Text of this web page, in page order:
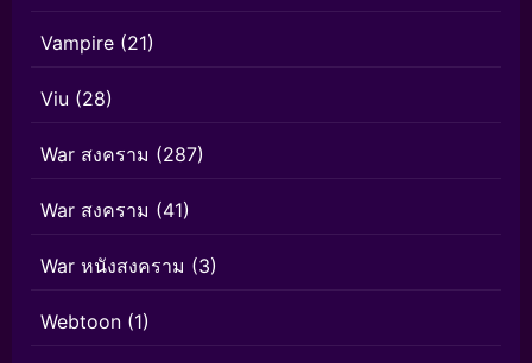
Vampire (21)
Viu (28)
War สงคราม (287)
War สงคราม (41)
War หนังสงคราม (3)
Webtoon (1)